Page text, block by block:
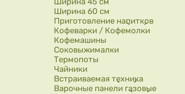
Ширина 60 см
Приготовление напитков
Кофеварки / Кофемолки
Кофемашины
Соковыжималки
Термопоты
Чайники
Встраиваемая техника
Варочные панели газовые